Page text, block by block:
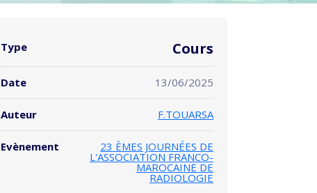
Type Cours
Date 13/06/2025
Auteur F.TOUARSA
Evènement 23 ÈMES JOURNÉES DE
L'ASSOCIATION FRANCO-
MAROCAINE DE
RADIOLOGIE